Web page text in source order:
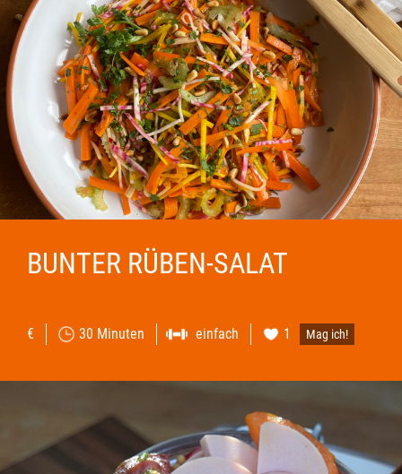
BUNTER RÜBEN-SALAT
€ 30 Minuten einfach 1 Mag ich!